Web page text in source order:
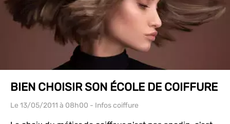
BIEN CHOISIR SON ÉCOLE DE COIFFURE
Le 13/05/2011 à 08h00 - Infos coiffure